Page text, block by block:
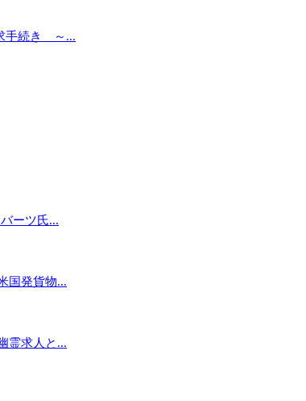
手続き ～...
ーツ氏...
国発貨物...
霊求人と...